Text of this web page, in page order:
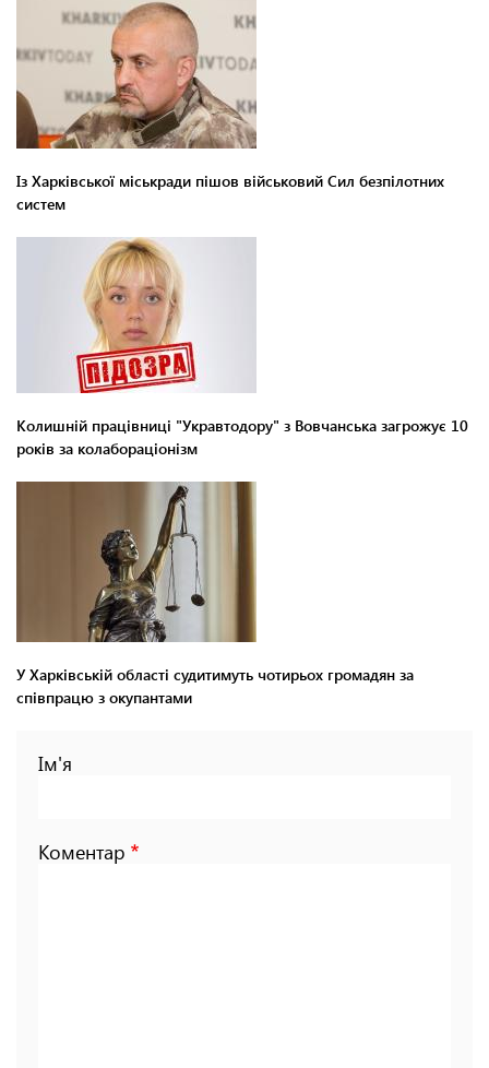
Із Харківської міськради пішов військовий Сил безпілотних
систем
Колишній працівниці "Укравтодору" з Вовчанська загрожує 10
років за колабораціонізм
У Харківській області судитимуть чотирьох громадян за
співпрацю з окупантами
Ім'я
Коментар